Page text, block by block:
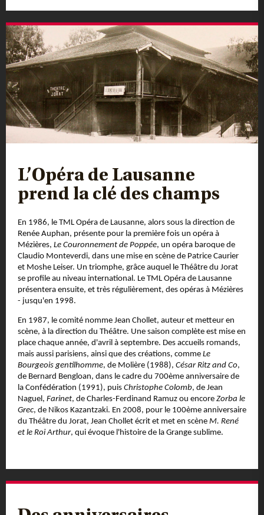
L’Opéra de Lausanne
prend la clé des champs
En 1986, le TML Opéra de Lausanne, alors sous la direction de
Renée Auphan, présente pour la première fois un opéra à
Mézières, Le Couronnement de Poppée, un opéra baroque de
Claudio Monteverdi, dans une mise en scène de Patrice Caurier
et Moshe Leiser. Un triomphe, grâce auquel le Théâtre du Jorat
se profile au niveau international. Le TML Opéra de Lausanne
présentera ensuite, et très régulièrement, des opéras à Mézières
- jusqu'en 1998.
En 1987, le comité nomme Jean Chollet, auteur et metteur en
scène, à la direction du Théâtre. Une saison complète est mise en
place chaque année, d'avril à septembre. Des accueils romands,
mais aussi parisiens, ainsi que des créations, comme Le
Bourgeois gentilhomme, de Molière (1988), César Ritz and Co,
de Bernard Bengloan, dans le cadre du 700ème anniversaire de
la Confédération (1991), puis Christophe Colomb, de Jean
Naguel, Farinet, de Charles-Ferdinand Ramuz ou encore Zorba le
Grec, de Nikos Kazantzaki. En 2008, pour le 100ème anniversaire
du Théâtre du Jorat, Jean Chollet écrit et met en scène M. René
et le Roi Arthur, qui évoque l'histoire de la Grange sublime.